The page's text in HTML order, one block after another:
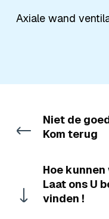
Axiale wand
Niet de
Kom terug
Hoe kunnen
Laat ons U
vinden !